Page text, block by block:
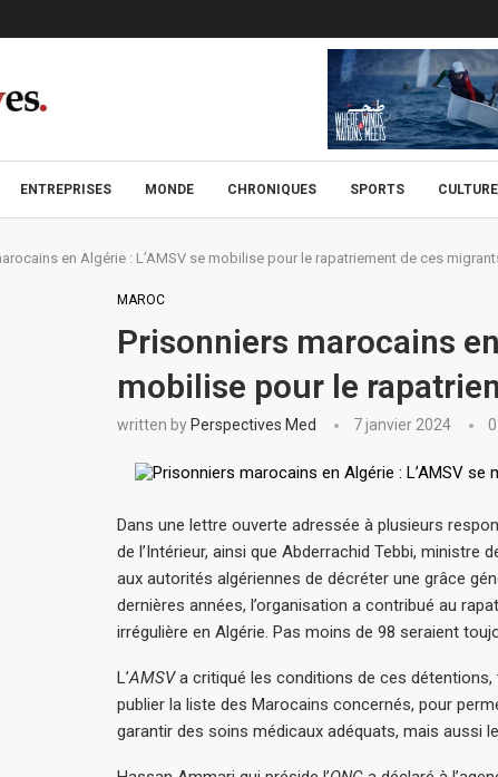
ENTREPRISES MONDE CHRONIQUES SPORTS CULTURE
en Algérie : L’AMSV se mobilise pour le rapatriement de ces
MAROC
Prisonniers marocains
mobilise pour le
written by Perspectives Med 7 janvier 2024
Dans une lettre ouverte adressée à plusieurs
de l’Intérieur, ainsi que Abderrachid Tebbi, ministre
aux autorités algériennes de décréter une grâce
dernières années, l’organisation a contribué au
irrégulière en Algérie. Pas moins de 98 seraient
L’AMSVa critiqué les conditions de ces
publier la liste des Marocains concernés, pour
garantir des soins médicaux adéquats, mais aussi